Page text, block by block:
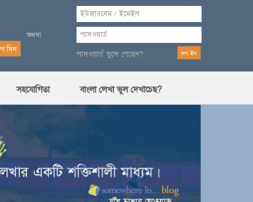
পাসওয়ার্ড ভুলে গেছেন?
সহযোগিতা বাংলা লেখা ভুল দেখাচেছ?